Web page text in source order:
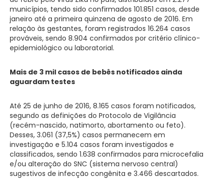
municípios, tendo sido confirmados 101.851 casos, desde
janeiro até a primeira quinzena de agosto de 2016. Em
relação às gestantes, foram registrados 16.264 casos
prováveis, sendo 8.904 confirmados por critério clínico-
epidemiológico ou laboratorial.
Mais de 3 mil casos de bebês notificados ainda
aguardam testes
Até 25 de junho de 2016, 8.165 casos foram notificados,
segundo as definições do Protocolo de Vigilância
(recém-nascido, natimorto, abortamento ou feto).
Desses, 3.061 (37,5%) casos permanecem em
investigação e 5.104 casos foram investigados e
classificados, sendo 1.638 confirmados para microcefalia
e/ou alteração do SNC (sistema nervoso central)
sugestivos de infecção congênita e 3.466 descartados.